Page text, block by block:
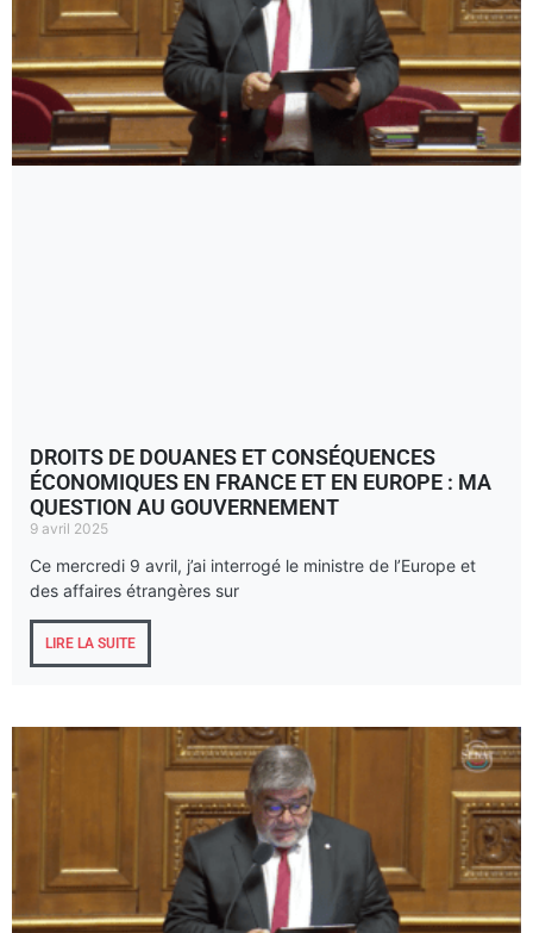
DROITS DE DOUANES ET CONSÉQUENCES
ÉCONOMIQUES EN FRANCE ET EN EUROPE : MA
QUESTION AU GOUVERNEMENT
9 avril 2025
Ce mercredi 9 avril, j’ai interrogé le ministre de l’Europe et
des affaires étrangères sur
LIRE LA SUITE